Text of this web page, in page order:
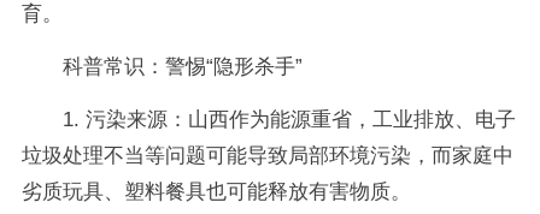
育。
科普常识：警惕“隐形杀手”
1. 污染来源：山西作为能源重省，工业排放、电子
垃圾处理不当等问题可能导致局部环境污染，而家庭中
劣质玩具、塑料餐具也可能释放有害物质。